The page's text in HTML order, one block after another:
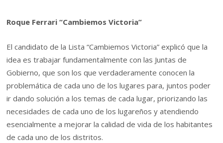
Roque Ferrari “Cambiemos Victoria”
El candidato de la Lista “Cambiemos Victoria” explicó que la
idea es trabajar fundamentalmente con las Juntas de
Gobierno, que son los que verdaderamente conocen la
problemática de cada uno de los lugares para, juntos poder
ir dando solución a los temas de cada lugar, priorizando las
necesidades de cada uno de los lugareños y atendiendo
esencialmente a mejorar la calidad de vida de los habitantes
de cada uno de los distritos.